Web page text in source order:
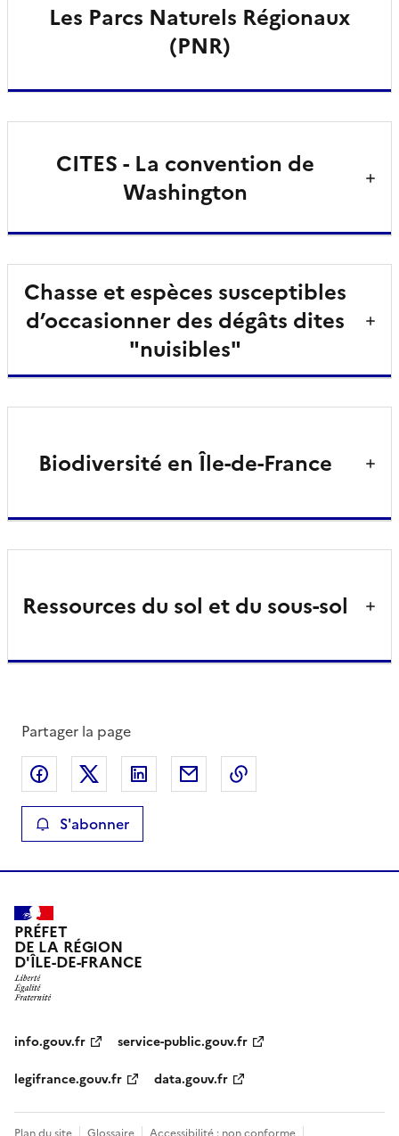
Les Parcs Naturels Régionaux
(PNR)
CITES - La convention de
Washington
Chasse et espèces susceptibles
d’occasionner des dégâts dites
"nuisibles"
Biodiversité en Île-de-France
Ressources du sol et du sous-sol
Partager la page
Partager sur Facebook
Partager sur XPartager sur LinkedIn
Partager par email
S'abonner
PRÉFET
DE LA RÉGION
D'ÎLE-DE-FRANCE
info.gouv.fr
service-public.gouv.fr
legifrance.gouv.fr
data.gouv.fr